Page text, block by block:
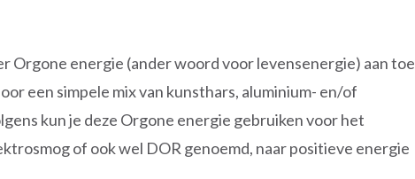
Orgone energie (ander woord voor levensenergie) aan toe
een simpele mix van kunsthars, aluminium- en/of
kun je deze Orgone energie gebruiken voor het
of ook wel DOR genoemd, naar positieve energie